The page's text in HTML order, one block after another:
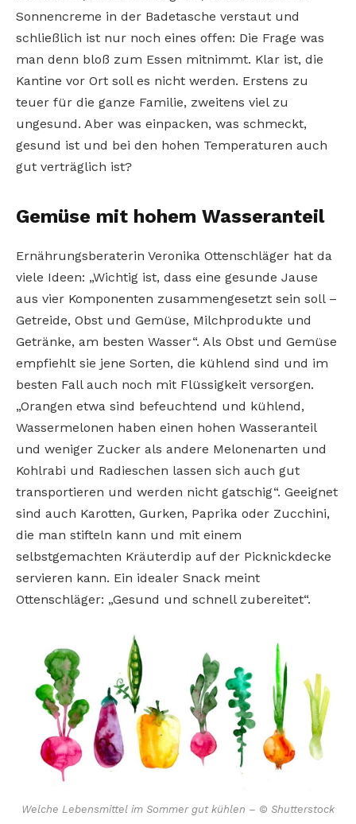
Sonnencreme in der Badetasche verstaut und
schließlich ist nur noch eines offen: Die Frage was
man denn bloß zum Essen mitnimmt. Klar ist, die
Kantine vor Ort soll es nicht werden. Erstens zu
teuer für die ganze Familie, zweitens viel zu
ungesund. Aber was einpacken, was schmeckt,
gesund ist und bei den hohen Temperaturen auch
gut verträglich ist?
Gemüse mit hohem Wasseranteil
Ernährungsberaterin Veronika Ottenschläger hat da
viele Ideen: „Wichtig ist, dass eine gesunde Jause
aus vier Komponenten zusammengesetzt sein soll –
Getreide, Obst und Gemüse, Milchprodukte und
Getränke, am besten Wasser“. Als Obst und Gemüse
empfiehlt sie jene Sorten, die kühlend sind und im
besten Fall auch noch mit Flüssigkeit versorgen.
„Orangen etwa sind befeuchtend und kühlend,
Wassermelonen haben einen hohen Wasseranteil
und weniger Zucker als andere Melonenarten und
Kohlrabi und Radieschen lassen sich auch gut
transportieren und werden nicht gatschig“. Geeignet
sind auch Karotten, Gurken, Paprika oder Zucchini,
die man stifteln kann und mit einem
selbstgemachten Kräuterdip auf der Picknickdecke
servieren kann. Ein idealer Snack meint
Ottenschläger: „Gesund und schnell zubereitet“.
Welche Lebensmittel im Sommer gut kühlen – © Shutterstock